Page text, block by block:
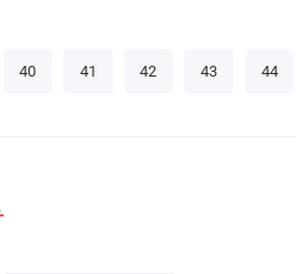
40 41 42 43 44